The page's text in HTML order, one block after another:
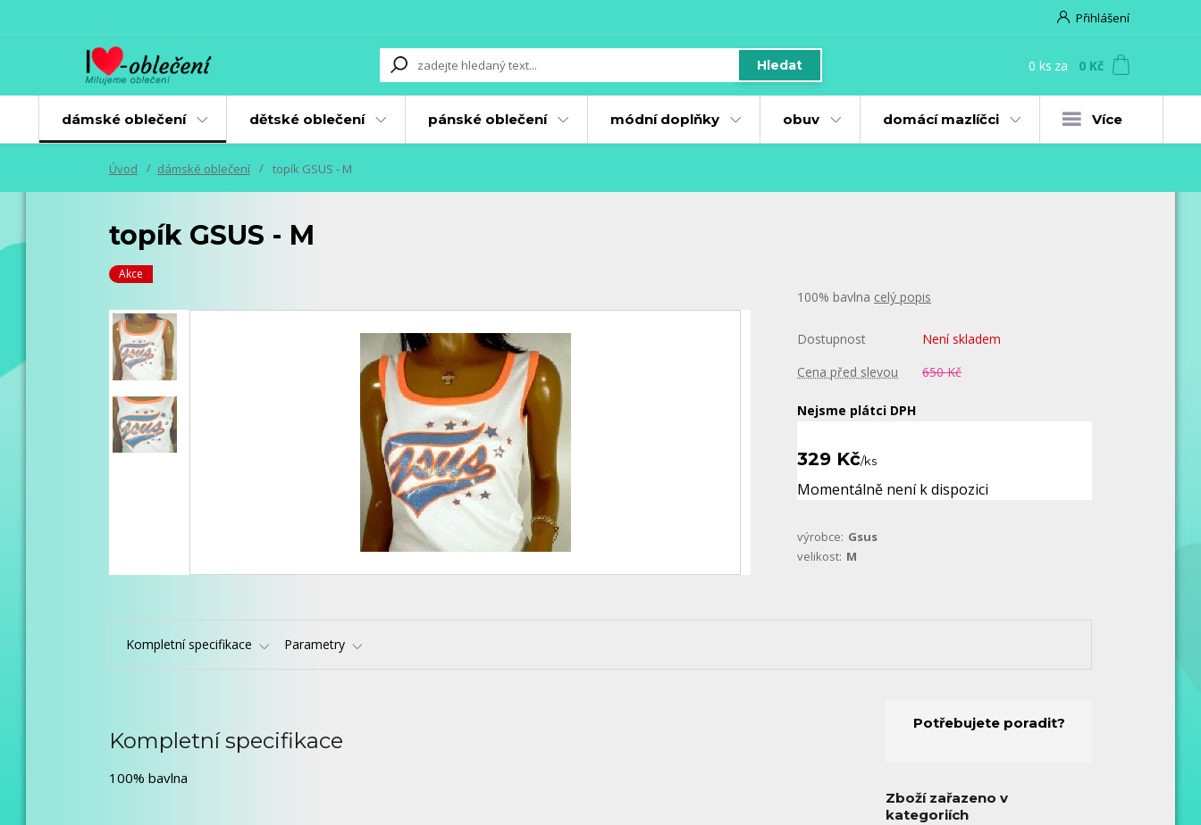
Přihlášení
Hledat 0 ks za 0 Kč
dámské oblečení dětské oblečení pánské oblečení módní doplňky obuv domácí mazlíčci Více
Úvod dámské oblečení topík GSUS - M
topík GSUS - M
Akce
100% bavlna celý popis
Dostupnost
Není skladem
Cena před slevou
650 Kč
Nejsme plátci DPH
329 Kč/ks
Momentálně není k dispozici
výrobce: Gsus
velikost: M
Kompletní specifikace Parametry
Kompletní specifikace
100% bavlna
Potřebujete poradit?
Zboží zařazeno v
kategoriích